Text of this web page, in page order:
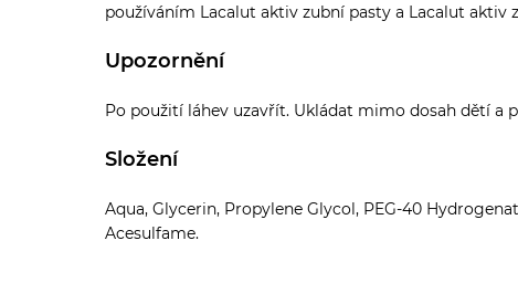
používáním Lacalut aktiv zubní pasty a Lacalut aktiv
Upozornění
Po použití láhev uzavřít. Ukládat mimo dosah dětí a
Složení
Aqua, Glycerin, Propylene Glycol, PEG-40
Acesulfame.